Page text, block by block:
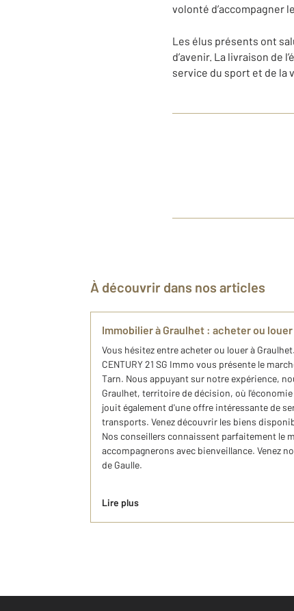
volonté d’accompagner
Les élus présents ont
d’avenir. La livraison de
service du sport et de la
À découvrir dans nos articles
Immobilier à Graulhet : acheter ou louer
Vous hésitez entre acheter ou louer à
CENTURY 21 SG Immo vous présente le
Tarn. Nous appuyant sur notre expérience,
Graulhet, territoire de décision, où
jouit également d'une offre intéressante de
transports. Venez découvrir les biens
Nos conseillers connaissent parfaitement le
accompagnerons avec bienveillance. Venez
de Gaulle.
Lire plus